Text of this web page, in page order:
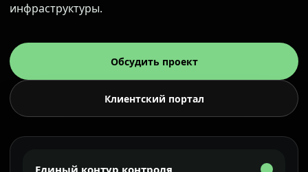
инфраструктуры.
Обсудить проект
Клиентский портал
Единый контур контроля